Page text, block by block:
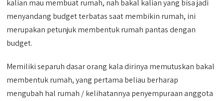
kalian mau membuat rumah, nah bakal kalian yang bisa jadi
menyandang budget terbatas saat membikin rumah, ini
merupakan petunjuk membentuk rumah pantas dengan
budget.
Memiliki separuh dasar orang kala dirinya memutuskan bakal
membentuk rumah, yang pertama beliau berharap
mengubah hal rumah / kelihatannya penyempuraan anggota